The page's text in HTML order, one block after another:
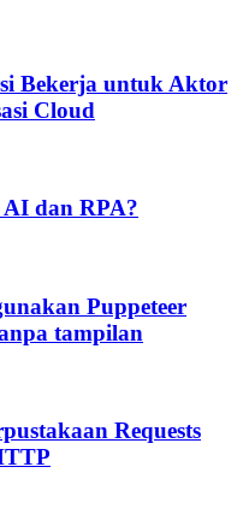
Bekerja untuk Aktor
Cloud
AI dan RPA?
Puppeteer
tampilan
Requests